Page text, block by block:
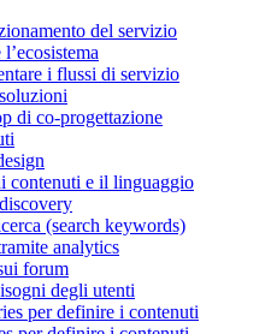
del servizio
i flussi di servizio
di co-progettazione
contenuti e il linguaggio
(search keywords)
analytics
forum
degli utenti
per definire i contenuti